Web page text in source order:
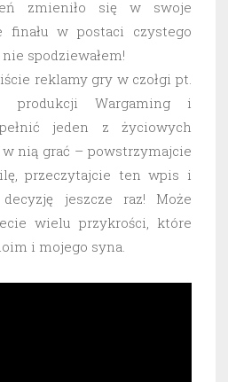
zmieniło się w swoje
finału w postaci czystego
spodziewałem!
reklamy gry w czołgi pt.
produkcji Wargaming i
jeden z życiowych
w nią grać – powstrzymajcie
przeczytajcie ten wpis i
jeszcze raz! Może
wielu przykrości, które
i mojego syna.